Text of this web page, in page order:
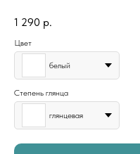
1 290 р.
Цвет
белый
Степень глянца
глянцевая